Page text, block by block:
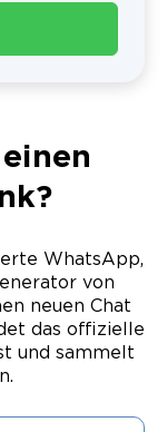
WhatsApp,
von
neuen Chat
das offizielle
und sammelt